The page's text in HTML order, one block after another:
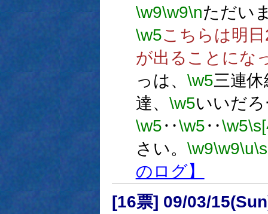
\w9\w9\nただい
\w5こちらは明
が出ることにな
っは、 \w5三連
達、 \w5いいだ
\w5‥\w5‥\w5
さい。 \w9\w9\u
のログ】
[16票] 09/03/